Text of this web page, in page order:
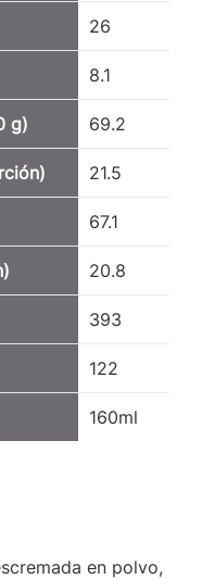
26
8.1
g) 69.2
21.5
67.1
20.8
393
122
160ml
en polvo,